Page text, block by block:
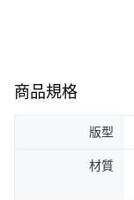
商品規格
版型
材質